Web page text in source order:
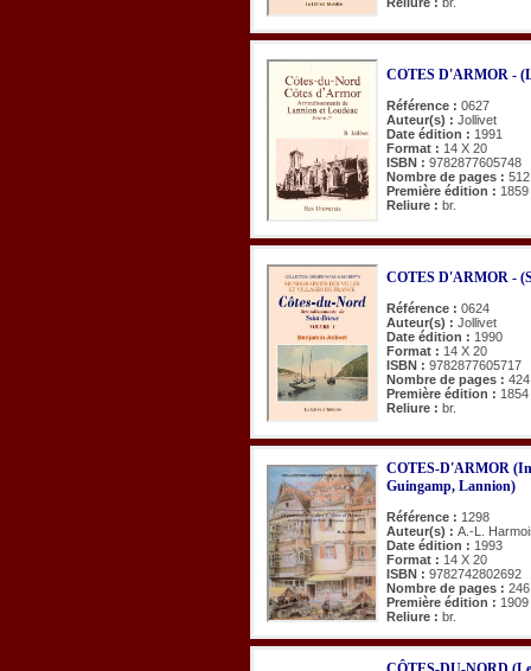
COTES D'ARMOR -
Référence : 0627
Auteur(s) : Jollivet
Date édition : 1991
Format : 14 X 20
ISBN : 9782877605748
Nombre de pages : 512
Première édition : 1859
Reliure : br.
COTES D'ARMOR -
Référence : 0624
Auteur(s) : Jollivet
Date édition : 1990
Format : 14 X 20
ISBN : 9782877605717
Nombre de pages : 424
Première édition : 1854
Reliure : br.
COTES-D'ARMOR
Guingamp, Lannion)
Référence : 1298
Auteur(s) : A.-L.
Date édition : 1993
Format : 14 X 20
ISBN : 9782742802692
Nombre de pages : 246
Première édition : 1909
Reliure : br.